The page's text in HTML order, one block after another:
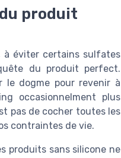
produit
à éviter certains sulfates
du produit perfect.
le dogme pour revenir à
occasionnelment plus
pas de cocher toutes les
contraintes de vie.
produits sans silicone ne